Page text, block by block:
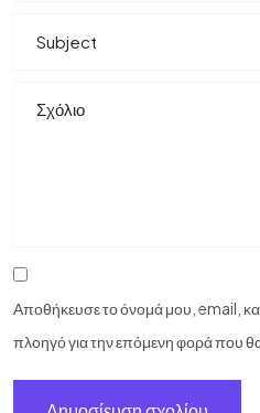
Αποθήκευσε το όνομά μου, email,
πλοηγό για την επόμενη φορά που